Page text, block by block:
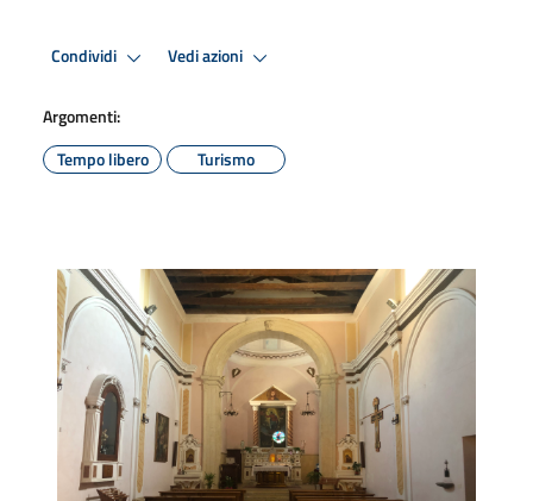
Condividi Vedi azioni
Argomenti:
Tempo libero
Turismo